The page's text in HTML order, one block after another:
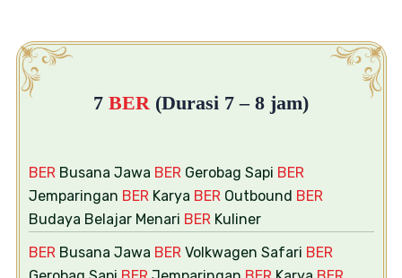
7 BER (Durasi 7 – 8 jam)
BERBusana Jawa BERGerobag Sapi BER
Jemparingan BERKarya BEROutbound BER
Budaya Belajar Menari BERKuliner
BERBusana Jawa BERVolkwagen Safari BER